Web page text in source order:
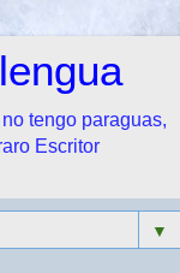
tengo paraguas,
Escritor
▼